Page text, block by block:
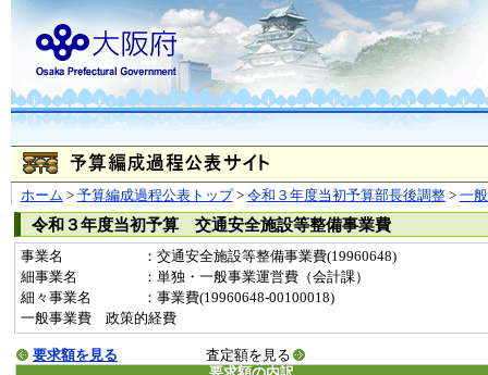
ホーム > 予算編成過程公表トップ> 令和３年度当初予算部長後調整> 一
令和３年度当初予算 交通安全施設等整備事業費
事業名
：交通安全施設等整備事業費(19960648)
細事業名
：単独・一般事業運営費（会計課）
細々事業名
：事業費(19960648-00100018)
一般事業費 政策的経費
要求額を見る
査定額を見る